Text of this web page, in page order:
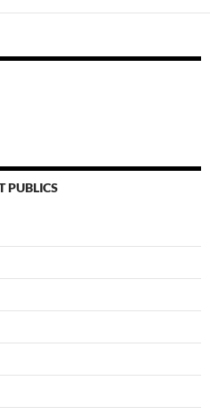
PUBLICS